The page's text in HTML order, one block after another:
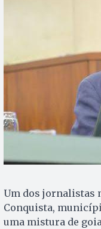
Um dos jornalistas
Conquista,
uma mistura de